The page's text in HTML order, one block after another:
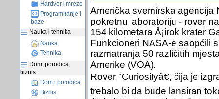
Hardver i mreze
Programiranje i
baze
Nauka i tehnika
Nauka
Tehnika
Dom, porodica,
biznis
Dom i porodica
Biznis
Američka svemirska agencija
pokretnu laboratoriju - rover
154 kilometara Å¡irok krater
Funkcioneri NASA-e saopćili
razmatranja 50 različitih
Amerike (VOA).
Rover "Curiosityâ€, čija je
trebalo bi da bude lansiran